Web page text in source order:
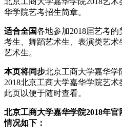
华学院艺考招生简章。
适合全国各地参加2018届艺考
考生、舞蹈艺术生、表演类艺
艺术生。
本页将同步北京工商大学嘉华学
2018北京工商大学嘉华学院艺
此页以便于随时查看。
北京工商大学嘉华学院2018年
情况如下：